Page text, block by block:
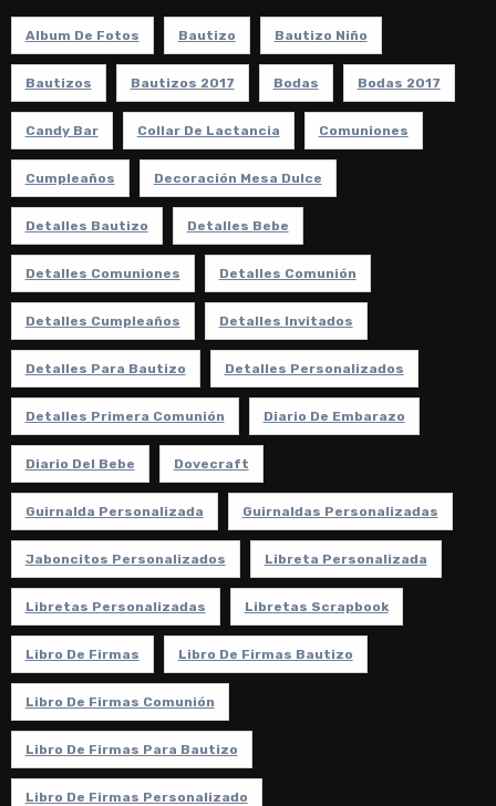
Album De Fotos Bautizo Bautizo Niño
Bautizos Bautizos 2017 Bodas Bodas 2017
Candy Bar Collar De Lactancia Comuniones
Cumpleaños Decoración Mesa Dulce
Detalles Bautizo Detalles Bebe
Detalles Comuniones Detalles Comunión
Detalles Cumpleaños Detalles Invitados
Detalles Para Bautizo Detalles Personalizados
Detalles Primera Comunión Diario De Embarazo
Diario Del Bebe Dovecraft
Guirnalda Personalizada Guirnaldas Personalizadas
Jaboncitos Personalizados Libreta Personalizada
Libretas Personalizadas Libretas Scrapbook
Libro De Firmas Libro De Firmas Bautizo
Libro De Firmas Comunión
Libro De Firmas Para Bautizo
Libro De Firmas Personalizado